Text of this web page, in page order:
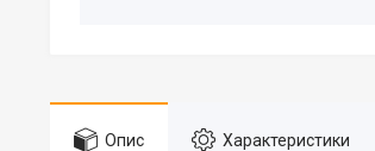
Опис Характеристики